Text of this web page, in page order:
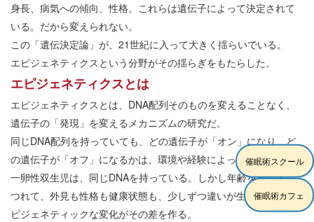
身長、病気への傾向、性格。これらは遺伝子によって決定されて
いる。だから変えられない。
この「遺伝決定論」が、21世紀に入って大きく揺らいでいる。
エピジェネティクスという分野がその揺らぎをもたらした。
エピジェネティクスとは
エピジェネティクスとは、DNA配列そのものを変えることなく、
遺伝子の「発現」を変えるメカニズムの研究だ。
同じDNA配列を持っていても、どの遺伝子が「オン」になり、ど
の遺伝子が「オフ」になるかは、環境や経験によって変わる。
一卵性双生児は、同じDNAを持っている。しかし年齢を重ねるに
つれて、外見も性格も健康状態も、少しずつ違いが生まれる。エ
ピジェネティックな変化がその差を作る。
催眠術スクール
催眠術カフェ